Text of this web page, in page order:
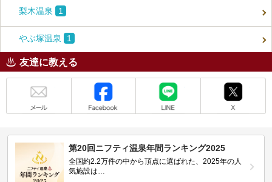
梨木温泉 1
やぶ塚温泉 1
友達に教える
第20回ニフティ温泉年間ランキング2025
全国約2.2万件の中から頂点に選ばれた、2025年の人
気施設は…